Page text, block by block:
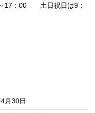
17：00 土日祝日は9：
月30日